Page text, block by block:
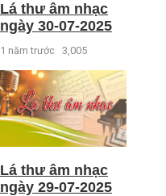
Lá thư âm nhạc
ngày 30-07-2025
1 năm trước 3,005
Lá thư âm nhạc
ngày 29-07-2025